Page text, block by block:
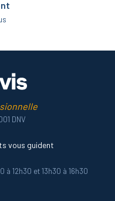
DNV
vous guident
à 12h30 et 13h30 à 16h30